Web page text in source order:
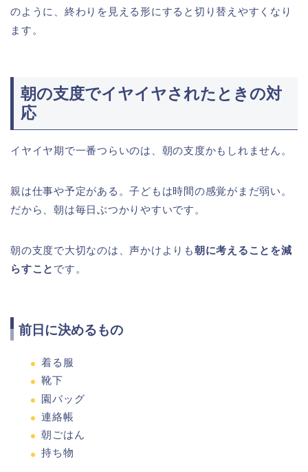
のように、終わりを見える形にすると切り替えやすくなり
ます。
朝の支度でイヤイヤされたときの対
応
イヤイヤ期で一番つらいのは、朝の支度かもしれません。
親は仕事や予定がある。子どもは時間の感覚がまだ弱い。
だから、朝は毎日ぶつかりやすいです。
朝の支度で大切なのは、声かけよりも朝に考えることを減
らすこと です。
前日に決めるもの
着る服
靴下
園バッグ
連絡帳
朝ごはん
持ち物